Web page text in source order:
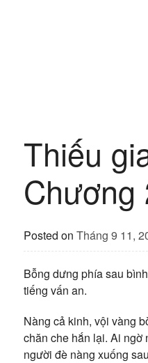
Thiếu
Chương
Posted on Tháng 9 11,
Bỗng dưng phía sau
tiếng vấn an.
Nàng cả kinh, vội vàng
chăn che hắn lại. Ai ngờ
người đè nàng xuống